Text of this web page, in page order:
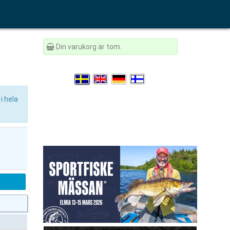
hela
Din varukorg är tom.